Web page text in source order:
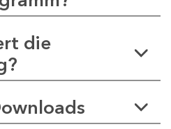
die